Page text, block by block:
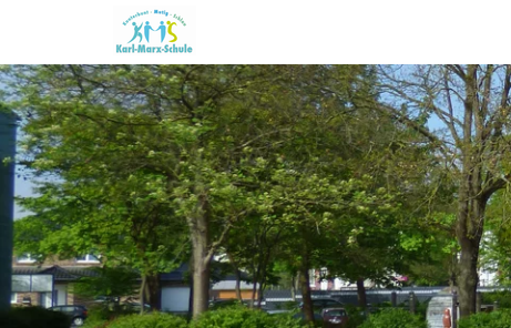
Zum Hauptinhalt springen